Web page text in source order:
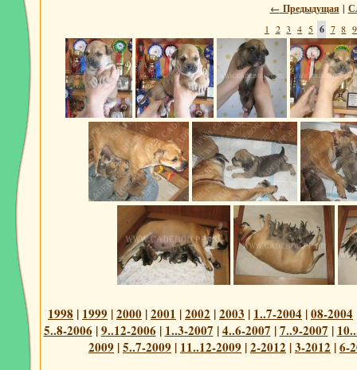
← Предыдущая |
1 2 3 4 5 6 7 8 9
1998 | 1999 |2000 |2001 |2002 |2003 | 1..7-2004 |08-2004
5..8-2006 |9..12-2006 | 1..3-2007 |4..6-2007 |7..9-2007 |
2009 |5..7-2009 | 11..12-2009 |2-2012 |3-2012 |6-